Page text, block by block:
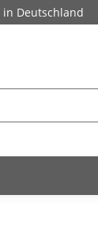
in Deutschland